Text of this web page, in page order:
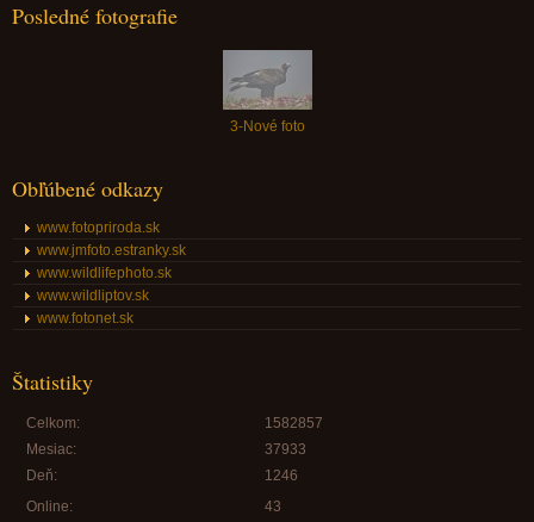
Posledné fotografie
3-Nové foto
Obľúbené odkazy
www.fotopriroda.sk
www.jmfoto.estranky.sk
www.wildlifephoto.sk
www.wildliptov.sk
www.fotonet.sk
Štatistiky
Online: 43
Celkom:
1582857
Mesiac:
37933
Deň:
1246